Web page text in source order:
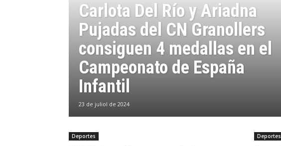
Carlota Del Río y Ariadna
Pujadas del CN Granollers
consiguen 4 medallas en el
Campeonato de España
Infantil
23 de juliol de 2024
Deportes Deportes